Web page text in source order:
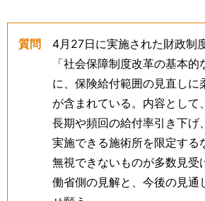
質問
4月27日に実施された財政制
「社会保障制度改革の基本的
に、保険給付範囲の見直しに
が含まれている。内容として
長期や頻回の給付率引き下げ
実施できる施術所を限定する
無視できないものが多数見受
働省側の見解と、今後の見通